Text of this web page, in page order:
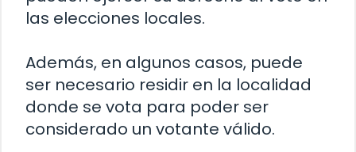
las elecciones locales.
Además, en algunos casos, puede
ser necesario residir en la localidad
donde se vota para poder ser
considerado un votante válido.